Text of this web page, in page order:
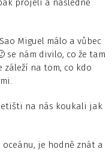
projeli a následně
Miguel málo a vůbec
nám divilo, co že tam
záleží na tom, co kdo
na nás koukali jak
je hodně znát a